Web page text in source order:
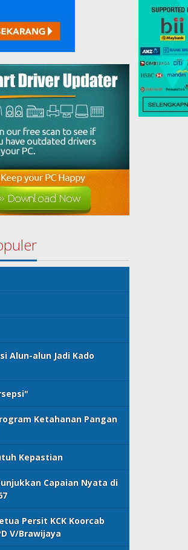
Alun-alun Jadi Kado
Ketahanan Pangan
Kepastian
Capaian Nyata di
Persit KCK Koorcab
V/Brawijaya